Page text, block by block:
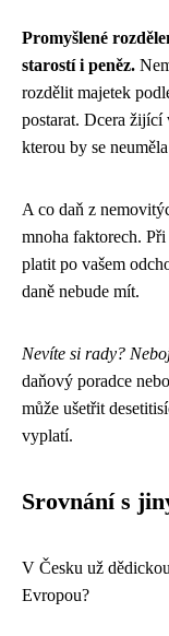
Promyšlené
starostí i peněz.
rozdělit majetek
postarat. Dcera žijící
kterou by se
A co daň z
mnoha faktorech.
platit po vašem
daně nebude mít.
Nevíte si rady?
daňový poradce
může ušetřit
vyplatí.
Srovnání s
V Česku už
Evropou?